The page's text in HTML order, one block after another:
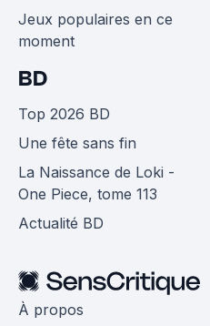
Jeux populaires en ce
moment
BD
Top 2026 BD
Une fête sans fin
La Naissance de Loki -
One Piece, tome 113
Actualité BD
À propos